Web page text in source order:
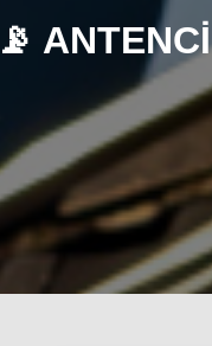
ANTENCI